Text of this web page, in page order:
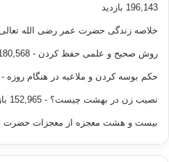
196,143 بازدید
خلاصه زندگی حضرت عمر رضی الله
روش صحیح و علمی حفظ کردن - 180,568 بازدید
حکم بوسه کردن و ملاعبه در هنگام روزه - 173,615 بازدید
نصیب زن در بهشت چیست؟ - 152,965 بازدید
بیست و هشت معجزه از معجزات حضرت